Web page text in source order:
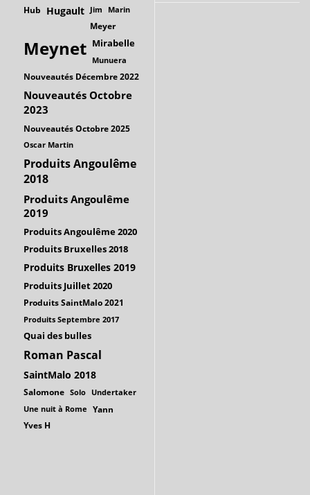
Hub Hugault Jim Marin
Meyer
Meynet Mirabelle
Munuera
Nouveautés Décembre 2022
Nouveautés Octobre
2023
Nouveautés Octobre 2025
Oscar Martin
Produits Angoulême
2018
Produits Angoulême
2019
Produits Angoulême 2020
Produits Bruxelles 2018
Produits Bruxelles 2019
Produits Juillet 2020
Produits SaintMalo 2021
Produits Septembre 2017
Quai des bulles
Roman Pascal
SaintMalo 2018
Salomone Solo Undertaker
Une nuit à Rome Yann
Yves H